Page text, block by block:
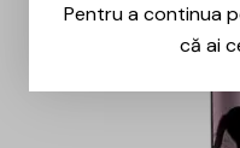
Pentru a continua
că ai